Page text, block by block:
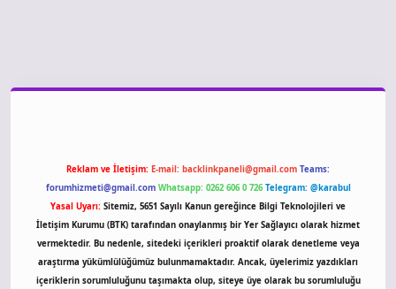
Reklam ve İletişim: E-mail: backlinkpaneli@gmail.com Teams:
forumhizmeti@gmail.com Whatsapp: 0262 606 0 726 Telegram: @karabul
Yasal Uyarı: Sitemiz, 5651 Sayılı Kanun gereğince Bilgi Teknolojileri ve
İletişim Kurumu (BTK) tarafından onaylanmış bir Yer Sağlayıcı olarak hizmet
vermektedir. Bu nedenle, sitedeki içerikleri proaktif olarak denetleme veya
araştırma yükümlülüğümüz bulunmamaktadır. Ancak, üyelerimiz yazdıkları
içeriklerin sorumluluğunu taşımakta olup, siteye üye olarak bu sorumluluğu